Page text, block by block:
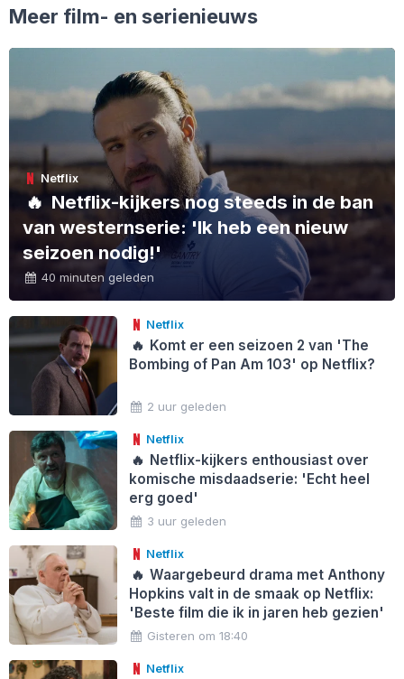
Meer film- en serienieuws
Netflix
🔥 Netflix-kijkers nog steeds in de ban
van westernserie: 'Ik heb een nieuw
seizoen nodig!'
40 minuten geleden
Netflix
🔥 Komt er een seizoen 2 van 'The
Bombing of Pan Am 103' op Netflix?
2 uur geleden
Netflix
🔥 Netflix-kijkers enthousiast over
komische misdaadserie: 'Echt heel
erg goed'
3 uur geleden
Netflix
🔥 Waargebeurd drama met Anthony
Hopkins valt in de smaak op Netflix:
'Beste film die ik in jaren heb gezien'
Gisteren om 18:40
Netflix